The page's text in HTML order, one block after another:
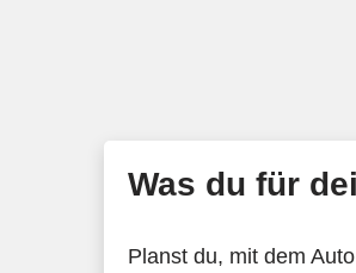
Was du für
Planst du, mit dem